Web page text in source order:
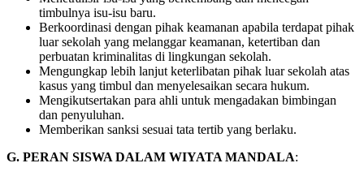
timbulnya isu-isu baru.
Berkoordinasi dengan pihak keamanan apabila terdapat pihak
luar sekolah yang melanggar keamanan, ketertiban dan
perbuatan kriminalitas di lingkungan sekolah.
Mengungkap lebih lanjut keterlibatan pihak luar sekolah atas
kasus yang timbul dan menyelesaikan secara hukum.
Mengikutsertakan para ahli untuk mengadakan bimbingan
dan penyuluhan.
Memberikan sanksi sesuai tata tertib yang berlaku.
G. PERAN SISWA DALAM WIYATA MANDALA: